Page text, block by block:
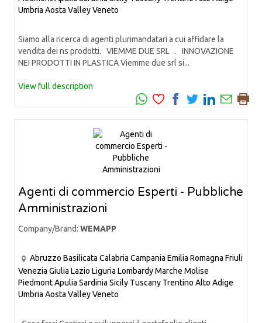
Umbria Aosta ValleyVeneto
Siamo alla ricerca di agenti plurimandatari a cui affidare la
vendita dei ns prodotti. VIEMME DUE SRL .. INNOVAZIONE
NEI PRODOTTI IN PLASTICA Viemme due srl si...
View full description
Agenti di commercio Esperti - Pubbliche
Amministrazioni
Company/Brand: WEMAPP
Abruzzo Basilicata Calabria Campania Emilia Romagna Friuli
Venezia Giulia Lazio Liguria LombardyMarche Molise
PiedmontApulia Sardinia Sicily Tuscany Trentino Alto Adige
Umbria Aosta ValleyVeneto